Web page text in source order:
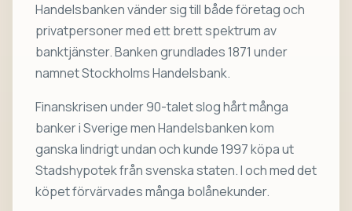
Handelsbanken vänder sig till både företag och
privatpersoner med ett brett spektrum av
banktjänster. Banken grundlades 1871 under
namnet Stockholms Handelsbank.
Finanskrisen under 90-talet slog hårt många
banker i Sverige men Handelsbanken kom
ganska lindrigt undan och kunde 1997 köpa ut
Stadshypotek från svenska staten. I och med det
köpet förvärvades många bolånekunder.